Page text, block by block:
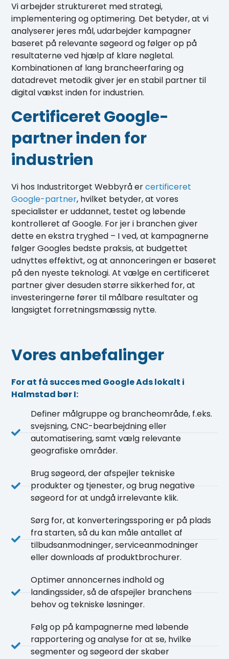
Vi arbejder struktureret med strategi,
implementering og optimering. Det betyder, at vi
analyserer jeres mål, udarbejder kampagner
baseret på relevante søgeord og følger op på
resultaterne ved hjælp af klare nøgletal.
Kombinationen af lang brancheerfaring og
datadrevet metodik giver jer en stabil partner til
digital vækst inden for industrien.
Certificeret Google-
partner inden for
industrien
Vi hos Industritorget Webbyrå ercertificeret
Google-partner, hvilket betyder, at vores
specialister er uddannet, testet og løbende
kontrolleret af Google. For jer i branchen giver
dette en ekstra tryghed – I ved, at kampagnerne
følger Googles bedste praksis, at budgettet
udnyttes effektivt, og at annonceringen er baseret
på den nyeste teknologi. At vælge en certificeret
partner giver desuden større sikkerhed for, at
investeringerne fører til målbare resultater og
langsigtet forretningsmæssig nytte.
Vores anbefalinger
For at få succes med Google Ads lokalt i
Halmstad bør I:
Definer målgruppe og brancheområde, f.eks.
svejsning, CNC-bearbejdning eller
automatisering, samt vælg relevante
geografiske områder.
Brug søgeord, der afspejler tekniske
produkter og tjenester, og brug negative
søgeord for at undgå irrelevante klik.
Sørg for, at konverteringssporing er på plads
fra starten, så du kan måle antallet af
tilbudsanmodninger, serviceanmodninger
eller downloads af produktbrochurer.
Optimer annoncernes indhold og
landingssider, så de afspejler branchens
behov og tekniske løsninger.
Følg op på kampagnerne med løbende
rapportering og analyse for at se, hvilke
segmenter og søgeord der skaber